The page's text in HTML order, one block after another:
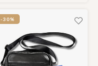
portemonnee beschermt voor
-30%